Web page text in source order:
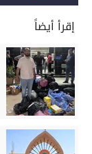
إقرأ أيضاً